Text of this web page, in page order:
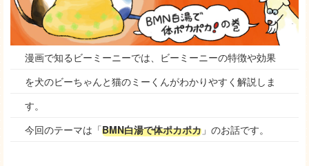
漫画で知るビーミーニーでは、ビーミーニーの特徴や効果
を犬のビーちゃんと猫のミーくんがわかりやすく解説しま
す。
今回のテーマは「BMN白湯で体ポカポカ 」のお話です。